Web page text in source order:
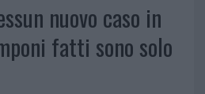
nuovo caso in
fatti sono solo